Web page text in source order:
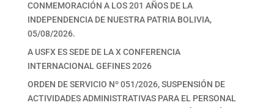
CONMEMORACIÓN A LOS 201 AÑOS DE LA
INDEPENDENCIA DE NUESTRA PATRIA BOLIVIA,
05/08/2026.
A USFX ES SEDE DE LA X CONFERENCIA
INTERNACIONAL GEFINES 2026
ORDEN DE SERVICIO Nº 051/2026, SUSPENSIÓN DE
ACTIVIDADES ADMINISTRATIVAS PARA EL PERSONAL